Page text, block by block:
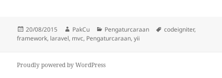
Posted
on
20/08/2015 Author
PakCu Categories
Pengaturcaraan Tags
codeigniter,
framework, laravel, mvc, Pengaturcaraan,yii
Proudly powered by WordPress